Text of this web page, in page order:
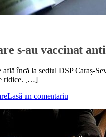
s-au vaccinat
încă la sediul DSP Caraș-
le ridice. […]
Lasă un comentariu